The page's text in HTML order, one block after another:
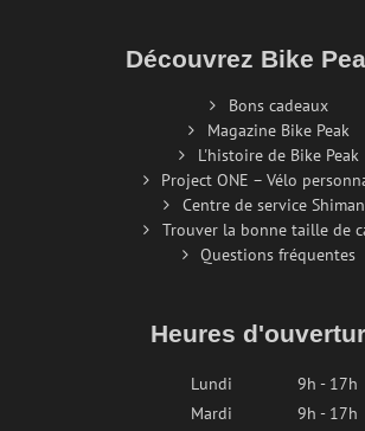
Découvrez Bike
Bons cadeaux
Magazine Bike Peak
L'histoire de Bike Peak
Project ONE – Vélo
Centre de service
Trouver la bonne taille de
Questions fréquentes
Heures
Lundi
9h - 17h
Mardi
9h - 17h